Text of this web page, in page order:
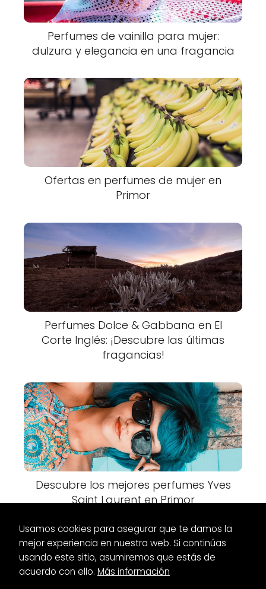
Perfumes de vainilla para mujer:
dulzura y elegancia en una fragancia
Ofertas en perfumes de mujer en
Primor
Perfumes Dolce & Gabbana en El
Corte Inglés: ¡Descubre las últimas
fragancias!
Descubre los mejores perfumes Yves
Saint Laurent en Primor
Botas de agua Bimba y Lola: ¡Protección y
Usamos cookies para asegurar que te damos la
mejor experiencia en nuestra web. Si continúas
usando este sitio, asumiremos que estás de
acuerdo con ello. Más información